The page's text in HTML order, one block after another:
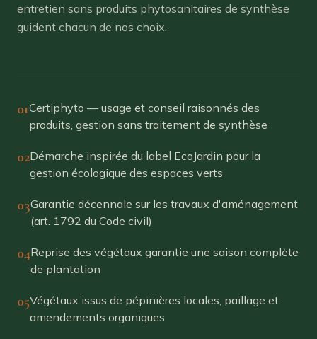
entretien sans produits phytosanitaires de synthèse
guident chacun de nos choix.
01Certiphyto — usage et conseil raisonnés des
produits, gestion sans traitement de synthèse
02Démarche inspirée du label EcoJardin pour la
gestion écologique des espaces verts
03Garantie décennale sur les travaux d'aménagement
(art. 1792 du Code civil)
04Reprise des végétaux garantie une saison complète
de plantation
05Végétaux issus de pépinières locales, paillage et
amendements organiques